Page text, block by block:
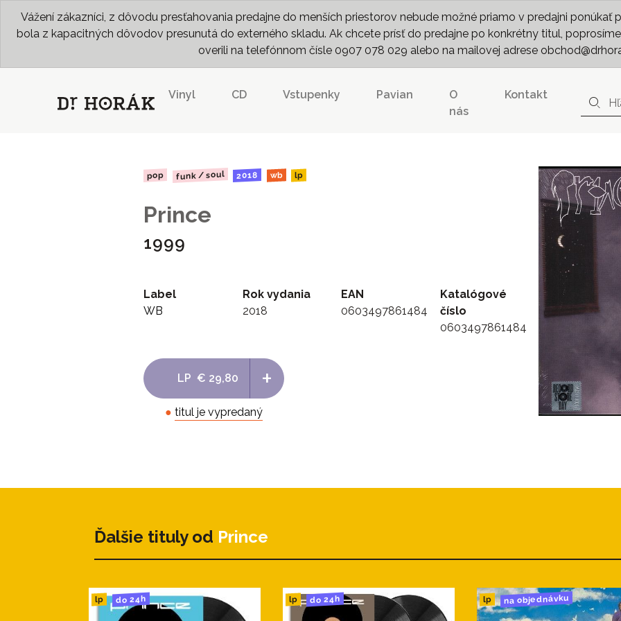
Vážení zákazníci, z dôvodu presťahovania predajne do menších priestorov nebude možné priamo v predajni
bola z kapacitných dôvodov presunutá do externého skladu. Ak chcete prísť do predajne po konkrétny titul,
overili na telefónnom čísle 0907 078 029 alebo na mailovej adrese
Vinyl CD Vstupenky Pavian
O
nás
Kontakt
pop funk / soul 2018 wb lp
Prince
1999
Label
WB
Rok vydania
2018
EAN
0603497861484
Katalógové
číslo
0603497861484
LP € 29,80 +
● titul je vypredaný
Ďalšie tituly od Prince
lp do 24h lp do 24h lp na objednávku